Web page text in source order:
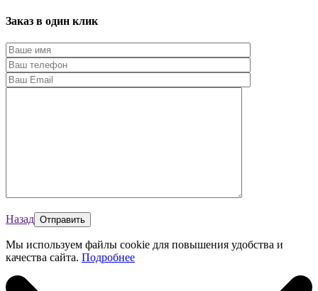
Заказ в один клик
Назад
Мы используем файлы cookie для повышения удобства и
качества сайта. Подробнее